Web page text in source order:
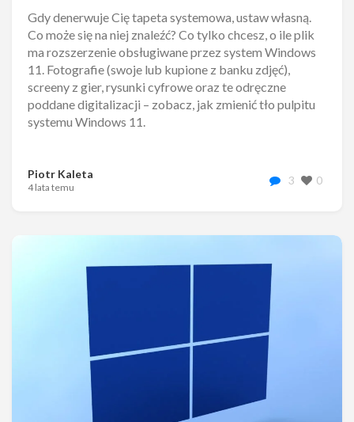
Gdy denerwuje Cię tapeta systemowa, ustaw własną.
Co może się na niej znaleźć? Co tylko chcesz, o ile plik
ma rozszerzenie obsługiwane przez system Windows
11. Fotografie (swoje lub kupione z banku zdjęć),
screeny z gier, rysunki cyfrowe oraz te odręczne
poddane digitalizacji – zobacz, jak zmienić tło pulpitu
systemu Windows 11.
Piotr Kaleta
4 lata temu
3 0